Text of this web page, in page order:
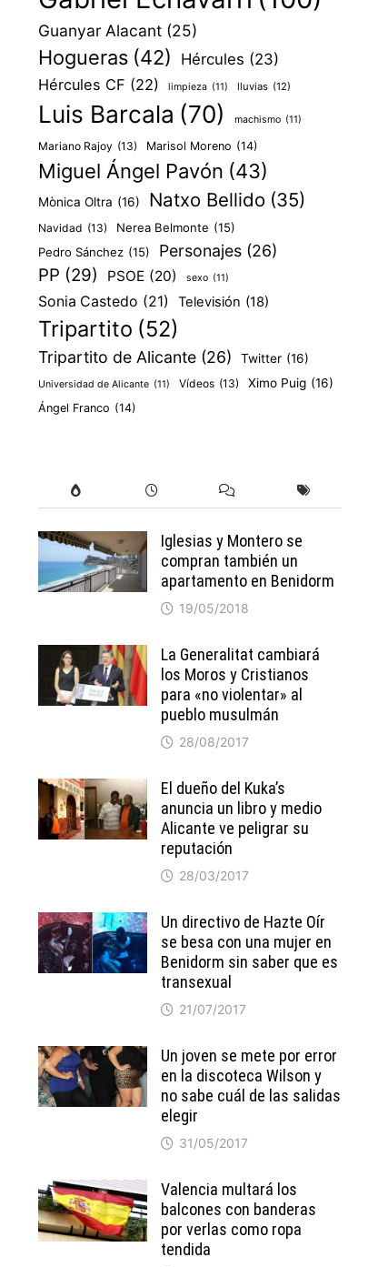
Guanyar Alacant (25)
Hogueras (42) Hércules (23)
Hércules CF (22) limpieza (11) lluvias (12)
Luis Barcala (70) machismo (11)
Mariano Rajoy (13) Marisol Moreno (14)
Miguel Ángel Pavón (43)
Mònica Oltra (16) Natxo Bellido (35)
Navidad (13) Nerea Belmonte (15)
Pedro Sánchez (15) Personajes (26)
PP (29) PSOE (20) sexo (11)
Sonia Castedo (21) Televisión (18)
Tripartito (52)
Tripartito de Alicante (26) Twitter (16)
Universidad de Alicante (11) Vídeos (13) Ximo Puig (16)
Ángel Franco (14)
Iglesias y Montero se
compran también un
apartamento en Benidorm
19/05/2018
La Generalitat cambiará
los Moros y Cristianos
para «no violentar» al
pueblo musulmán
28/08/2017
El dueño del Kuka’s
anuncia un libro y medio
Alicante ve peligrar su
reputación
28/03/2017
Un directivo de Hazte Oír
se besa con una mujer en
Benidorm sin saber que es
transexual
21/07/2017
Un joven se mete por error
en la discoteca Wilson y
no sabe cuál de las salidas
elegir
31/05/2017
Valencia multará los
balcones con banderas
por verlas como ropa
tendida